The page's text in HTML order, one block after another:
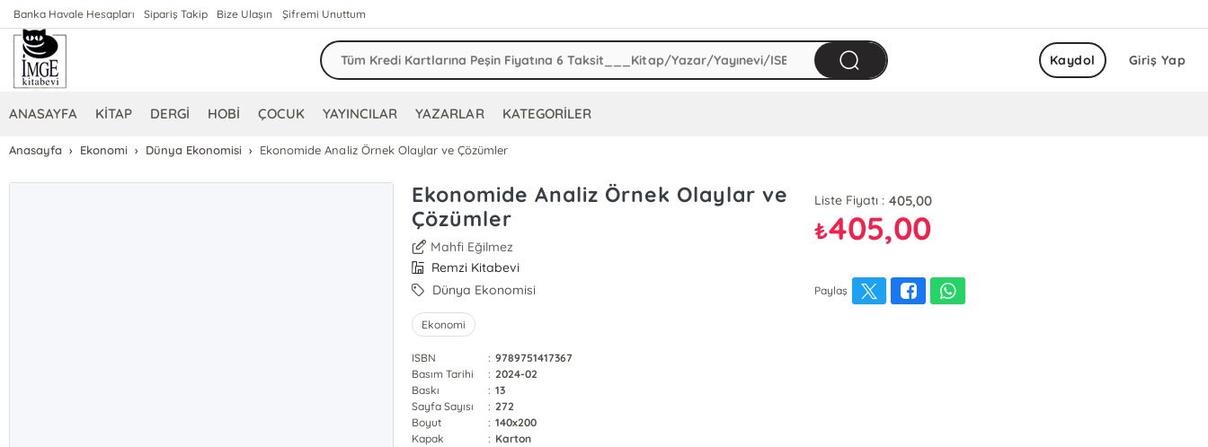
Banka Havale Hesapları Sipariş Takip Bize Ulaşın Şifremi Unuttum
Giriş Yap
Kaydol
ANASAYFA KİTAP DERGİ HOBİ ÇOCUK YAYINCILAR YAZARLAR KATEGORİLER
Anasayfa Ekonomi Dünya Ekonomisi Ekonomide Analiz Örnek Olaylar ve Çözümler
Ekonomide Analiz Örnek Olaylar ve
Çözümler
Mahfi Eğilmez
Remzi Kitabevi
Dünya Ekonomisi
Ekonomi
ISBN : 9789751417367
Basım Tarihi
: 2024-02
Baskı
: 13
Sayfa Sayısı
: 272
Boyut
: 140x200
Kapak
: Karton
Liste Fiyatı : 405,00
₺405,00
Paylaş